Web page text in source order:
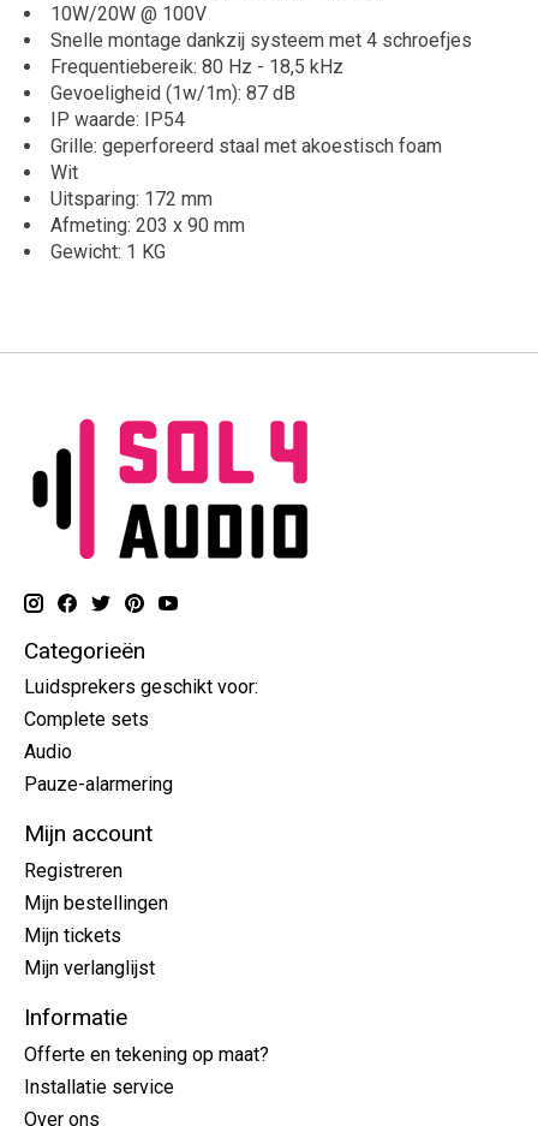
10W/20W @ 100V
Snelle montage dankzij systeem met 4 schroefjes
Frequentiebereik: 80 Hz - 18,5 kHz
Gevoeligheid (1w/1m): 87 dB
IP waarde: IP54
Grille: geperforeerd staal met akoestisch foam
Wit
Uitsparing: 172 mm
Afmeting: 203 x 90 mm
Gewicht: 1 KG
Categorieën
Luidsprekers geschikt voor:
Complete sets
Audio
Pauze-alarmering
Mijn account
Registreren
Mijn bestellingen
Mijn tickets
Mijn verlanglijst
Informatie
Offerte en tekening op maat?
Installatie service
Over ons